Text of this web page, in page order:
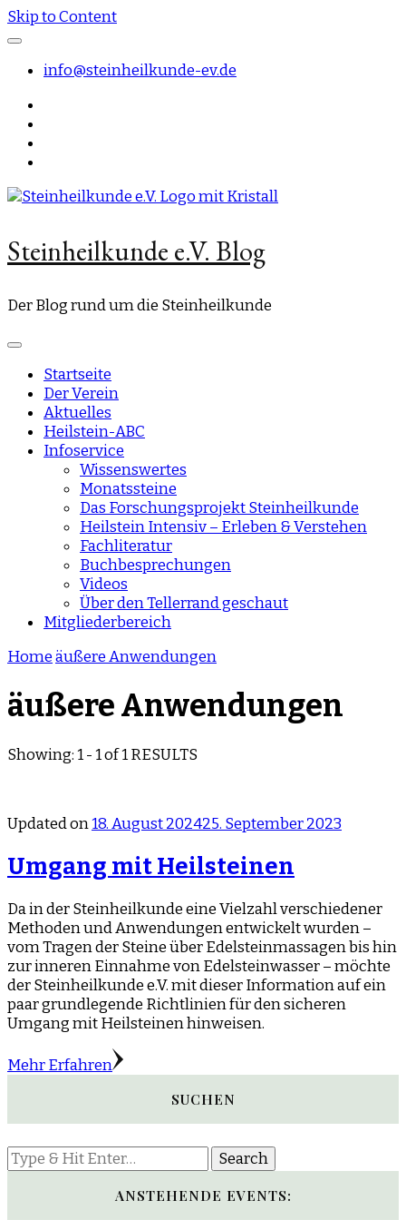
Skip to Content
info@steinheilkunde-ev.de
Steinheilkunde e.V. Blog
Der Blog rund um die Steinheilkunde
Startseite
Der Verein
Aktuelles
Heilstein-ABC
Infoservice
Wissenswertes
Monatssteine
Das Forschungsprojekt Steinheilkunde
Heilstein Intensiv – Erleben & Verstehen
Fachliteratur
Buchbesprechungen
Videos
Über den Tellerrand geschaut
Mitgliederbereich
Homeäußere Anwendungen
äußere Anwendungen
Showing: 1 - 1 of 1 RESULTS
Updated on18. August 202425. September 2023
Umgang mit Heilsteinen
Da in der Steinheilkunde eine Vielzahl verschiedener
Methoden und Anwendungen entwickelt wurden –
vom Tragen der Steine über Edelsteinmassagen bis hin
zur inneren Einnahme von Edelsteinwasser – möchte
der Steinheilkunde e.V. mit dieser Information auf ein
paar grundlegende Richtlinien für den sicheren
Umgang mit Heilsteinen hinweisen.
Mehr Erfahren
SUCHEN
Looking
for
ANSTEHENDE EVENTS: